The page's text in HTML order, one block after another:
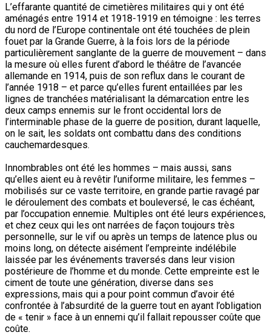
L’effarante quantité de cimetières militaires qui y ont été
aménagés entre 1914 et 1918-1919 en témoigne : les terres
du nord de l’Europe continentale ont été touchées de plein
fouet par la Grande Guerre, à la fois lors de la période
particulièrement sanglante de la guerre de mouvement – dans
la mesure où elles furent d’abord le théâtre de l’avancée
allemande en 1914, puis de son reflux dans le courant de
l’année 1918 – et parce qu’elles furent entaillées par les
lignes de tranchées matérialisant la démarcation entre les
deux camps ennemis sur le front occidental lors de
l’interminable phase de la guerre de position, durant laquelle,
on le sait, les soldats ont combattu dans des conditions
cauchemardesques.
Innombrables ont été les hommes – mais aussi, sans
qu’elles aient eu à revêtir l’uniforme militaire, les femmes –
mobilisés sur ce vaste territoire, en grande partie ravagé par
le déroulement des combats et bouleversé, le cas échéant,
par l’occupation ennemie. Multiples ont été leurs expériences,
et chez ceux qui les ont narrées de façon toujours très
personnelle, sur le vif ou après un temps de latence plus ou
moins long, on détecte aisément l’empreinte indélébile
laissée par les événements traversés dans leur vision
postérieure de l’homme et du monde. Cette empreinte est le
ciment de toute une génération, diverse dans ses
expressions, mais qui a pour point commun d’avoir été
confrontée à l’absurdité de la guerre tout en ayant l’obligation
de « tenir » face à un ennemi qu’il fallait repousser coûte que
coûte.